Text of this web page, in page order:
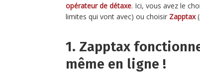
opérateur de détaxe. Ici, vous avez le
limites qui vont avec) ou choisir Zapptax
1. Zapptax
même en ligne !